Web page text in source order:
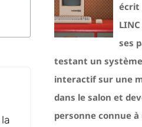
écrit
ses
testant un
interactif sur une
dans le salon et
personne connue